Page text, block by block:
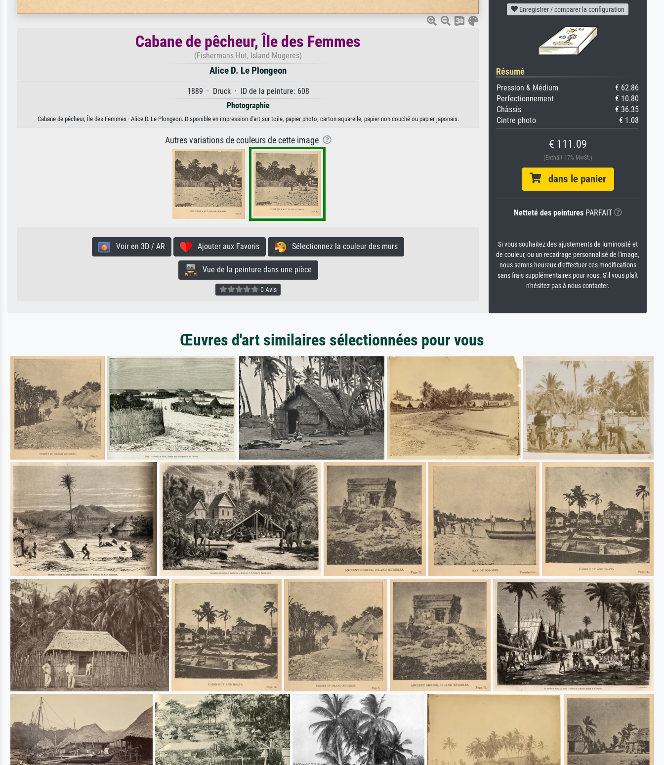
Cabane de pêcheur, Île des Femmes
(Fishermans Hut, Island Mugeres)
Alice D. Le Plongeon
1889 · Druck · ID de la peinture: 608
Photographie
Cabane de pêcheur, Île des Femmes · Alice D. Le Plongeon. Disponible en impression d'art sur toile, papier photo, carton aquarelle, papier non couché ou papier japonais.
Autres variations de couleurs de cette image
Voir en 3D / AR Ajouter aux Favoris Sélectionnez la couleur des murs
Vue de la peinture dans une pièce
0 Avis
Enregistrer / comparer la configuration
Résumé
Pression & Médium
€ 62.86
Perfectionnement
€ 10.80
Châssis
€ 36.35
Cintre photo
€ 1.08
€ 111.09
(Enthält 17% MwSt.)
dans le panier
Netteté des peinturesPARFAIT
Si vous souhaitez des ajustements de luminosité et
de couleur, ou un recadrage personnalisé de l'image,
nous serons heureux d'effectuer ces modifications
sans frais supplémentaires pour vous. S'il vous plaît
n'hésitez pas à nous contacter.
Œuvres d'art similaires sélectionnées pour vous